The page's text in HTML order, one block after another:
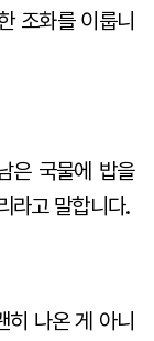
조화를 이룹니
은 국물에 밥을
라고 말합니다.
히 나온 게 아니